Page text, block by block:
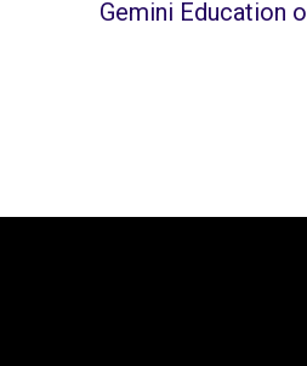
Gemini Education